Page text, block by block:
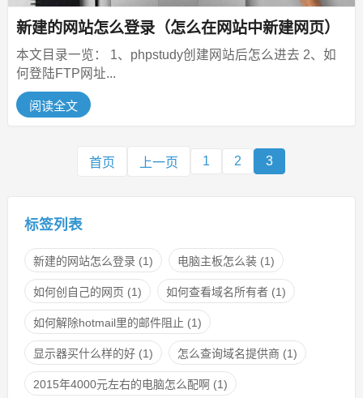
新建的网站怎么登录（怎么在网站中新建网页）
本文目录一览： 1、phpstudy创建网站后怎么进去 2、如
何登陆FTP网址...
阅读全文
首页 上一页 1 2 3
标签列表
新建的网站怎么登录 (1) 电脑主板怎么装(1)
如何创自己的网页 (1) 如何查看域名所有者(1)
如何解除hotmail里的邮件阻止 (1)
显示器买什么样的好(1) 怎么查询域名提供商 (1)
2015年4000元左右的电脑怎么配啊(1)